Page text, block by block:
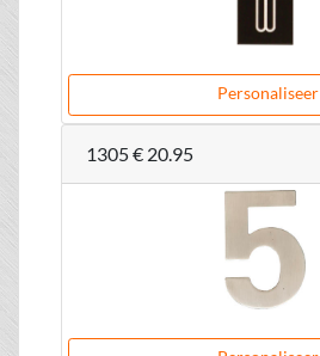
Personaliseer
1305€ 20.95